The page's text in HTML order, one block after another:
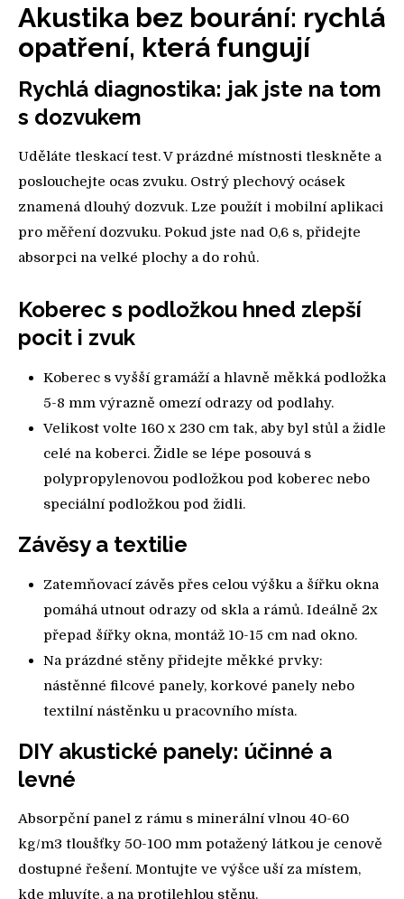
Akustika bez bourání: rychlá
opatření, která fungují
Rychlá diagnostika: jak jste na tom
s dozvukem
Uděláte tleskací test. V prázdné místnosti tleskněte a
poslouchejte ocas zvuku. Ostrý plechový ocásek
znamená dlouhý dozvuk. Lze použít i mobilní aplikaci
pro měření dozvuku. Pokud jste nad 0,6 s, přidejte
absorpci na velké plochy a do rohů.
Koberec s podložkou hned zlepší
pocit i zvuk
Koberec s vyšší gramáží a hlavně měkká podložka
5-8 mm výrazně omezí odrazy od podlahy.
Velikost volte 160 x 230 cm tak, aby byl stůl a židle
celé na koberci. Židle se lépe posouvá s
polypropylenovou podložkou pod koberec nebo
speciální podložkou pod židli.
Závěsy a textilie
Zatemňovací závěs přes celou výšku a šířku okna
pomáhá utnout odrazy od skla a rámů. Ideálně 2x
přepad šířky okna, montáž 10-15 cm nad okno.
Na prázdné stěny přidejte měkké prvky:
nástěnné filcové panely, korkové panely nebo
textilní nástěnku u pracovního místa.
DIY akustické panely: účinné a
levné
Absorpční panel z rámu s minerální vlnou 40-60
kg/m3 tloušťky 50-100 mm potažený látkou je cenově
dostupné řešení. Montujte ve výšce uší za místem,
kde mluvíte, a na protilehlou stěnu.